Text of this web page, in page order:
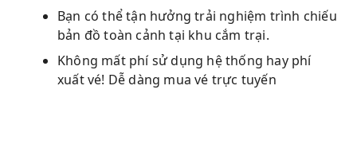
Bạn có thể tận hưởng trải nghiệm trình chiếu
bản đồ toàn cảnh tại khu cắm trại.
Không mất phí sử dụng hệ thống hay phí
xuất vé! Dễ dàng mua vé trực tuyến